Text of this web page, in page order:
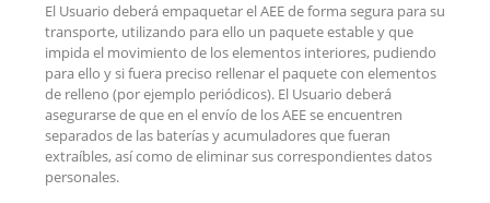
El Usuario deberá empaquetar el AEE de forma segura para su
transporte, utilizando para ello un paquete estable y que
impida el movimiento de los elementos interiores, pudiendo
para ello y si fuera preciso rellenar el paquete con elementos
de relleno (por ejemplo periódicos). El Usuario deberá
asegurarse de que en el envío de los AEE se encuentren
separados de las baterías y acumuladores que fueran
extraíbles, así como de eliminar sus correspondientes datos
personales.